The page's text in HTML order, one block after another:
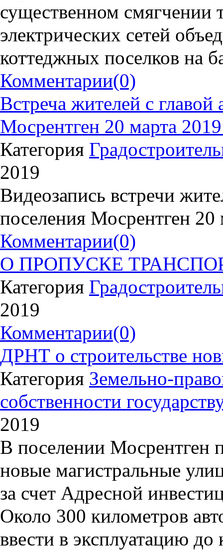
существенном смягчении
электрических сетей
коттеджных поселков
Комментарии(0)
Встреча жителей с
Мосрентген 20 марта 2019
Категория
2019
Видеозапись встречи
поселения Мосрентген
Комментарии(0)
О ПРОПУСКЕ
Категория
2019
Комментарии(0)
ДРНТ о строительстве
Категория Земельно-
собственности
2019
В поселении Мосрентген
новые магистральные
за счет Адресной
Около 300 километров
ввести в эксплуатацию